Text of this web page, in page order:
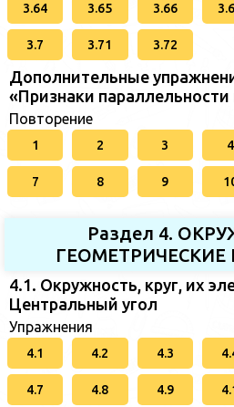
3.64 3.65 3.66
3.7 3.71 3.72
Дополнительные
«Признаки
Повторение
1 2 3 4
7 8 9
Раздел 4.
4.1. Окружность, круг, их
Центральный угол
Упражнения
4.1 4.2 4.3
4.7 4.8 4.9